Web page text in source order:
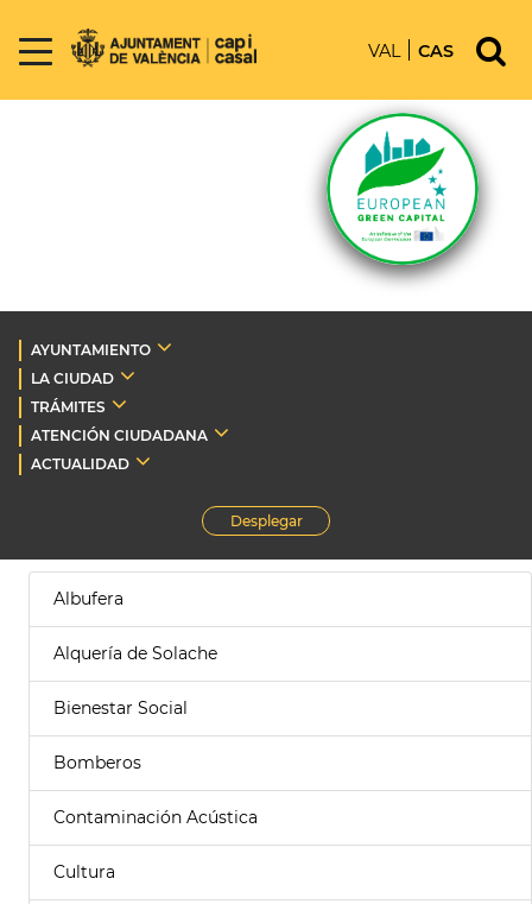
VAL CAS
AYUNTAMIENTO
LA CIUDAD
TRÁMITES
ATENCIÓN CIUDADANA
ACTUALIDAD
Desplegar
Albufera
Alquería de Solache
Bienestar Social
Bomberos
Contaminación Acústica
Cultura